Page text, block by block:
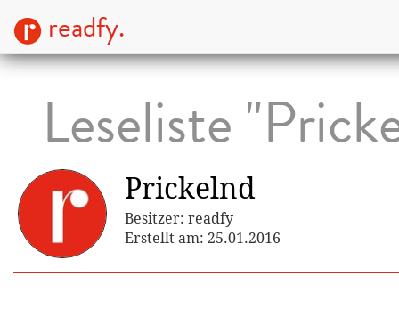
readfy.
Leseliste
Prickelnd
Besitzer: readfy
Erstellt am: 25.01.2016